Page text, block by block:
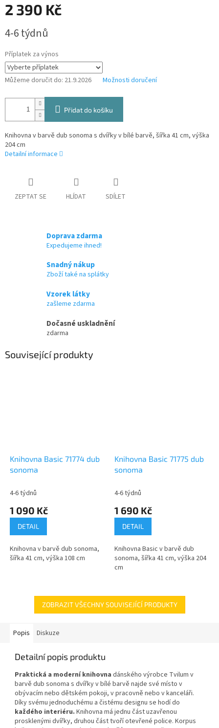
2 390 Kč
cena:
4-6 týdnů
Příplatek za výnos
Můžeme doručit do: 21.9.2026 Možnosti doručení
Přidat do košíku
Knihovna v barvě dub sonoma s dvířky v bílé barvě, šířka 41 cm, výška
204 cm
Detailní informace
ZEPTAT SE HLÍDAT SDÍLET
Doprava zdarma
Expedujeme ihned!
Snadný nákup
Zboží také na splátky
Vzorek látky
zašleme zdarma
Dočasné uskladnění
zdarma
Související produkty
Knihovna Basic 71774 dub
sonoma
4-6 týdnů
1 090 Kč
DETAIL
Knihovna v barvě dub sonoma,
šířka 41 cm, výška 108 cm
Knihovna Basic 71775 dub
sonoma
4-6 týdnů
1 690 Kč
DETAIL
Knihovna Basic v barvě dub
sonoma, šířka 41 cm, výška 204
cm
ZOBRAZIT VŠECHNY SOUVISEJÍCÍ PRODUKTY
Popis Diskuze
Detailní popis produktu
Praktická a moderní knihovna dánského výrobce Tvilum v
barvě dub sonoma s dvířky v bílé barvě najde své místo v
obývacím nebo dětském pokoji, v pracovně nebo v kanceláři.
Díky svému jednoduchému a čistému designu se hodí do
každého interiéru. Knihovna má jednu část uzavřenou
prosklenými dvířky, druhou část tvoří otevřené police. Korpus